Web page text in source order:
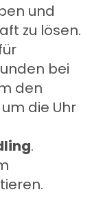
und
zu lösen.
bei
den
die Uhr
.